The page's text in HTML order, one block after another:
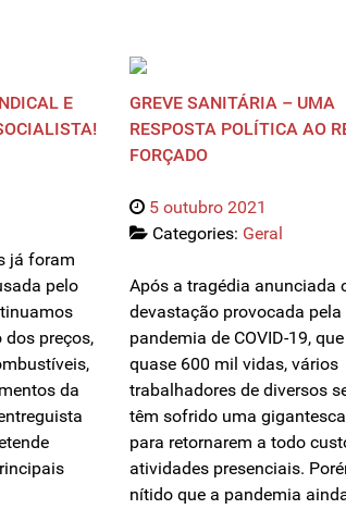
E
já foram
pelo
preços,
da
GREVE SANITÁRIA – UMA
RESPOSTA POLÍTICA AO
FORÇADO
5 outubro 2021
Categories: Geral
Após a tragédia anunciada
devastação provocada pela
pandemia de COVID-19,
quase 600 mil vidas, vários
trabalhadores de diversos
têm sofrido uma
para retornarem a todo
atividades presenciais.
nítido que a pandemia